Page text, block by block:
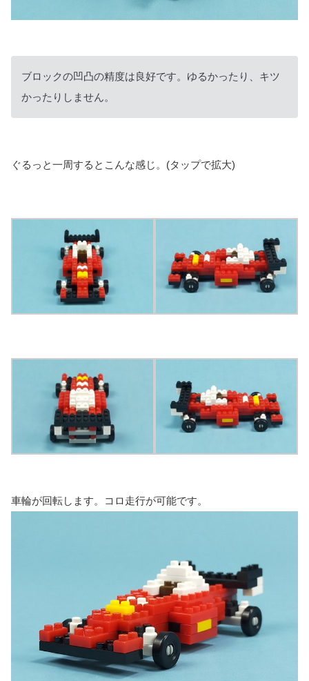
ブロックの凹凸の精度は良好です。ゆるかったり、キツ
かったりしません。
ぐるっと一周するとこんな感じ。(タップで拡大)
車輪が回転します。コロ走行が可能です。